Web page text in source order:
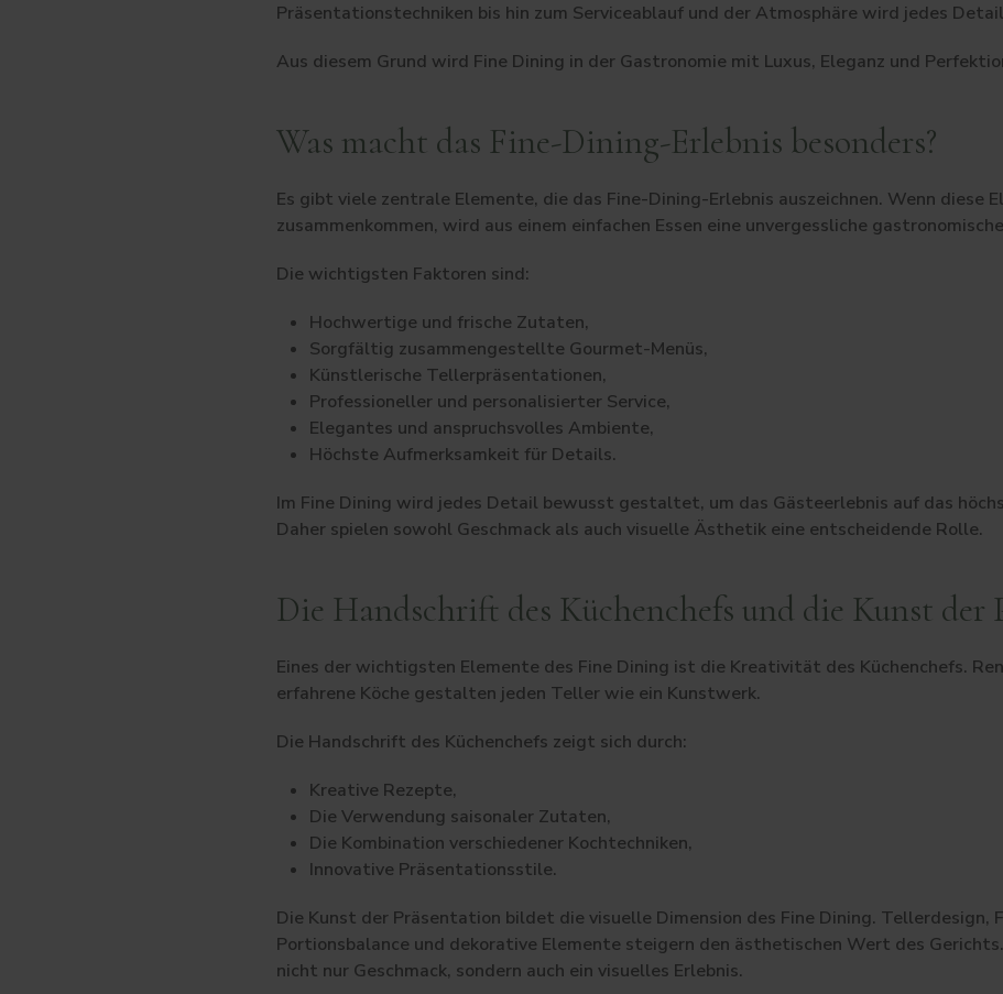
Präsentationstechniken bis hin zum Serviceablauf und der Atmosphäre wird jedes
Aus diesem Grund wird Fine Dining in der Gastronomie mit Luxus, Eleganz und
Was macht das Fine-Dining-Erlebnis besonders?
Es gibt viele zentrale Elemente, die das Fine-Dining-Erlebnis auszeichnen. Wenn diese
zusammenkommen, wird aus einem einfachen Essen eine unvergessliche
Die wichtigsten Faktoren sind:
Hochwertige und frische Zutaten,
Sorgfältig zusammengestellte Gourmet-Menüs,
Künstlerische Tellerpräsentationen,
Professioneller und personalisierter Service,
Elegantes und anspruchsvolles Ambiente,
Höchste Aufmerksamkeit für Details.
Im Fine Dining wird jedes Detail bewusst gestaltet, um das Gästeerlebnis auf das
Daher spielen sowohl Geschmack als auch visuelle Ästhetik eine entscheidende Rolle.
Die Handschrift des Küchenchefs und die Kunst der
Eines der wichtigsten Elemente des Fine Dining ist die Kreativität des Küchenchefs.
erfahrene Köche gestalten jeden Teller wie ein Kunstwerk.
Die Handschrift des Küchenchefs zeigt sich durch:
Kreative Rezepte,
Die Verwendung saisonaler Zutaten,
Die Kombination verschiedener Kochtechniken,
Innovative Präsentationsstile.
Die Kunst der Präsentation bildet die visuelle Dimension des Fine Dining. Tellerdesign,
Portionsbalance und dekorative Elemente steigern den ästhetischen Wert des
nicht nur Geschmack, sondern auch ein visuelles Erlebnis.